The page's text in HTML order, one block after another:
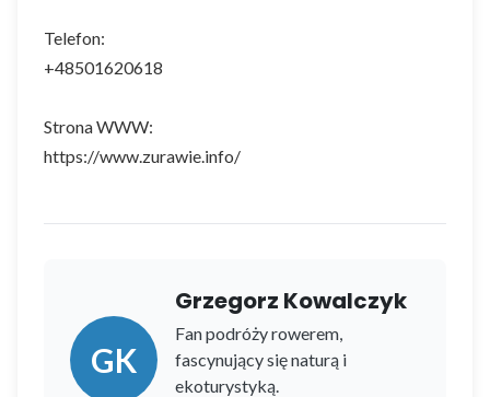
Telefon:
+48501620618
Strona WWW:
https://www.zurawie.info/
GK
Grzegorz Kowalczyk
Fan podróży rowerem,
fascynujący się naturą i
ekoturystyką.